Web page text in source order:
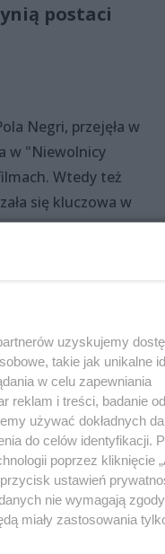
postaci
Negri, przejęła w
w "Niewolnicy
Wtedy też
się kluczowa w
i ugruntowały
przed Marleną
sensację
i szynszyli.
na
także z licznych
w 1987 roku w
odniosła ogromny
uzyskujemy
takie jak unikalne
w celu zapewniania
reklam i treści, badanie
używać dokładnych
do celów identyfikacji.
poprzez kliknięcie
ustawień
nie wymagają
miały zastosowania